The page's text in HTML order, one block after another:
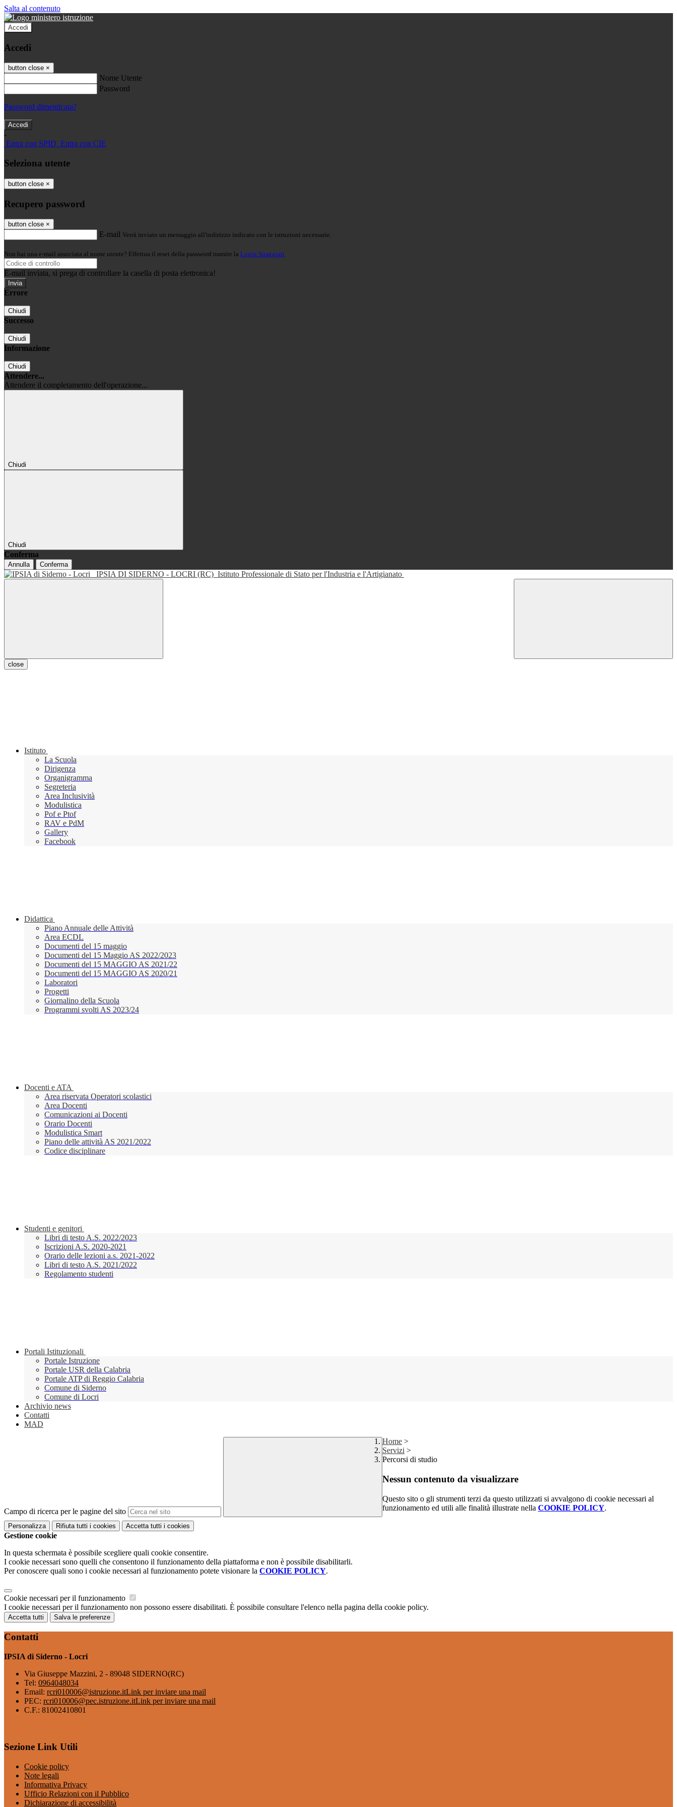
Salta al contenuto
Accedi
Accedi
button close ×
Nome Utente
Password
Password dimenticata?
-
Entra con SPID Entra con CIE
Seleziona utente
button close ×
Recupero password
button close ×
E-mail Verrà inviato un messaggio all'indirizzo indicato con le istruzioni necessarie.
Non hai una e-mail associata al nome utente? Effettua il reset della password tramite la Login Spaggiari
E-mail inviata, si prega di controllare la casella di posta elettronica!
Errore
Chiudi
Successo
Chiudi
Informazione
Chiudi
Attendere...
Attendere il completamento dell'operazione...
Chiudi
Chiudi
Conferma
Annulla Conferma
IPSIA DI SIDERNO - LOCRI (RC) Istituto Professionale di Stato per l'Industria e l'Artigianato
close
Istituto
La Scuola
Dirigenza
Organigramma
Segreteria
Area Inclusività
Modulistica
Pof e Ptof
RAV e PdM
Gallery
Facebook
Didattica
Piano Annuale delle Attività
Area ECDL
Documenti del 15 maggio
Documenti del 15 Maggio AS 2022/2023
Documenti del 15 MAGGIO AS 2021/22
Documenti del 15 MAGGIO AS 2020/21
Laboratori
Progetti
Giornalino della Scuola
Programmi svolti AS 2023/24
Docenti e ATA
Area riservata Operatori scolastici
Area Docenti
Comunicazioni ai Docenti
Orario Docenti
Modulistica Smart
Piano delle attività AS 2021/2022
Codice disciplinare
Studenti e genitori
Libri di testo A.S. 2022/2023
Iscrizioni A.S. 2020-2021
Orario delle lezioni a.s. 2021-2022
Libri di testo A.S. 2021/2022
Regolamento studenti
Portali Istituzionali
Portale Istruzione
Portale USR della Calabria
Portale ATP di Reggio Calabria
Comune di Siderno
Comune di Locri
Archivio news
Contatti
MAD
Campo di ricerca per le pagine del sito
Home >
Servizi >
Percorsi di studio
Nessun contenuto da visualizzare
Questo sito o gli strumenti terzi da questo utilizzati si avvalgono di cookie necessari al
funzionamento ed utili alle finalità illustrate nella COOKIE POLICY.
Personalizza Rifiuta tutti i cookies Accetta tutti i cookies
Gestione cookie
In questa schermata è possibile scegliere quali cookie consentire.
I cookie necessari sono quelli che consentono il funzionamento della piattaforma e non è possibile disabilitarli.
Per conoscere quali sono i cookie necessari al funzionamento potete visionare la COOKIE POLICY.
Cookie necessari per il funzionamento
I cookie necessari per il funzionamento non possono essere disabilitati. È possibile consultare l'elenco nella pagina della cookie policy.
Accetta tutti Salva le preferenze
Contatti
IPSIA di Siderno - Locri
Via Giuseppe Mazzini, 2 - 89048 SIDERNO(RC)
Tel: 0964048034
Email: rcri010006@istruzione.itLink per inviare una mail
PEC: rcri010006@pec.istruzione.itLink per inviare una mail
C.F.: 81002410801
Sezione Link Utili
Cookie policy
Note legali
Informativa Privacy
Ufficio Relazioni con il Pubblico
Dichiarazione di accessibilità